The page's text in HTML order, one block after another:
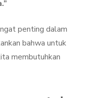
penting dalam
bahwa untuk
membutuhkan